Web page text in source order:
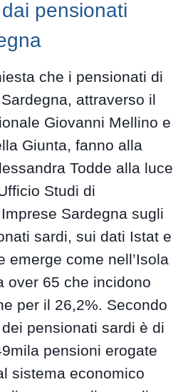
pensionati
che i pensionati di
attraverso il
Giovanni Mellino e
Giunta, fanno alla
Todde alla luce
Studi di
Sardegna sugli
sardi, sui dati Istat e
emerge come nell’Isola
over 65 che incidono
per il 26,2%. Secondo
pensionati sardi è di
pensioni erogate
sistema economico